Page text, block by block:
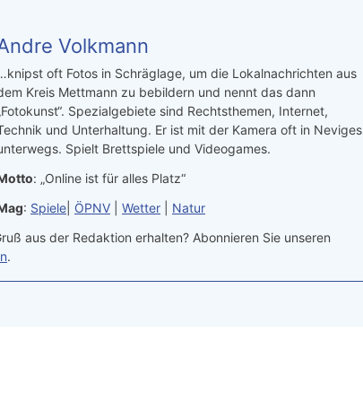
Volkmann
oft Fotos in Schräglage, um die Lokalnachrichten aus
Kreis Mettmann zu bebildern und nennt das dann
Spezialgebiete sind Rechtsthemen, Internet,
und Unterhaltung. Er ist mit der Kamera oft in Neviges
Spielt Brettspiele und Videogames.
: „Online ist für alles Platz“
: Spiele ÖPNV Wetter
Natur
aus der Redaktion erhalten? Abonnieren Sie unseren
.